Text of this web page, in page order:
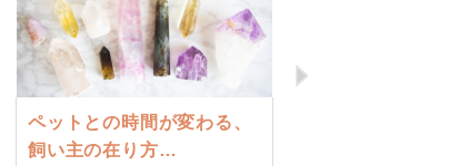
Previous
ペットとの時間が変わる、
飼い主の在り方…